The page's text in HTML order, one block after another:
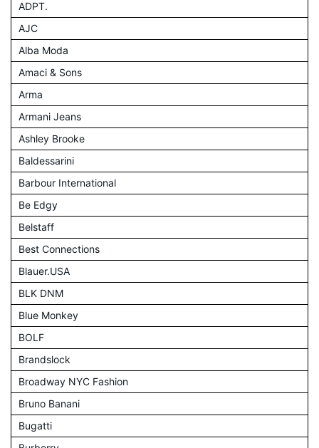
ADPT.
AJC
Alba Moda
Amaci & Sons
Arma
Armani Jeans
Ashley Brooke
Baldessarini
Barbour International
Be Edgy
Belstaff
Best Connections
Blauer.USA
BLK DNM
Blue Monkey
BOLF
Brandslock
Broadway NYC Fashion
Bruno Banani
Bugatti